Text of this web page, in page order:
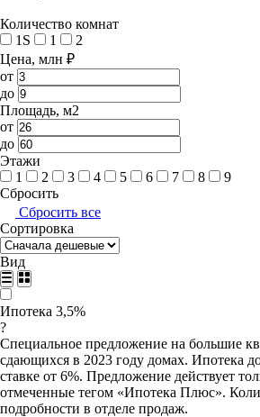
Количество комнат
1S
1
2
Цена, млн ₽
от
до
Площадь, м2
от
до
Этажи
1
2 3 4 5 6 7 8
9
Сбросить
Сбросить все
Сортировка
Вид
Ипотека 3,5%
?
Специальное предложение на большие
сдающихся в 2023 году домах. Ипотека
ставке от 6%. Предложение действует
отмеченные тегом «Ипотека Плюс».
подробности в отделе продаж.